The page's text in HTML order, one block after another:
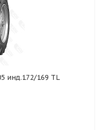
инд.172/169 TL